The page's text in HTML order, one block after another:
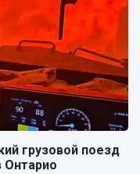
грузовой поезд